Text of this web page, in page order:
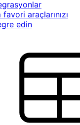
favori araçlarınızı
edin